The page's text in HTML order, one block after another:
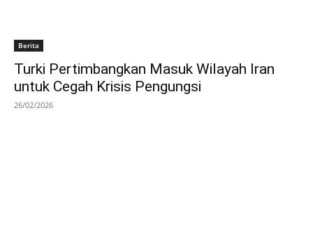
Berita
Turki Pertimbangkan Masuk Wilayah Iran
untuk Cegah Krisis Pengungsi
26/02/2026